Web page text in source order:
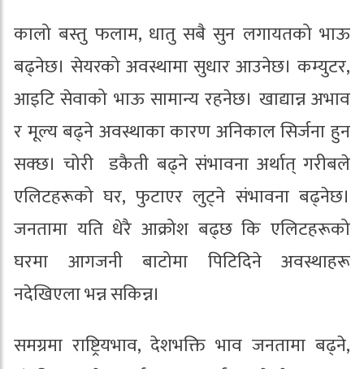
कालो बस्तु फलाम, धातु सबै सुन लगायतको भाऊ
बढ्नेछ। सेयरको अवस्थामा सुधार आउनेछ। कम्युटर,
आइटि सेवाको भाऊ सामान्य रहनेछ। खाद्यान्न अभाव
र मूल्य बढ्ने अवस्थाका कारण अनिकाल सिर्जना हुन
सक्छ। चोरी डकैती बढ्ने संभावना अर्थात् गरीबले
एलिटहरूको घर, फुटाएर लुट्ने संभावना बढ्नेछ।
जनतामा यति धेरै आक्रोश बढ्छ कि एलिटहरूको
घरमा आगजनी बाटोमा पिटिदिने अवस्थाहरू
नदेखिएला भन्न सकिन्न।
समग्रमा राष्ट्रियभाव, देशभक्ति भाव जनतामा बढ्ने,